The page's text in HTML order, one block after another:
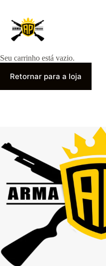
conteúdo
Cart
Seu carrinho está vazio.
Retornar para a loja